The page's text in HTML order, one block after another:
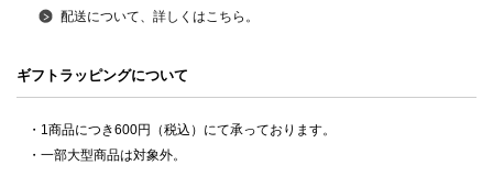
配送について、詳しくはこちら。
ギフトラッピングについて
・1商品につき600円（税込）にて承っております。
・一部大型商品は対象外。